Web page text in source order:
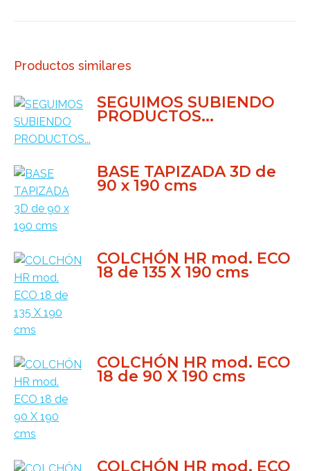
Productos similares
SEGUIMOS SUBIENDO
PRODUCTOS...
BASE TAPIZADA 3D de
90 x 190 cms
COLCHÓN HR mod. ECO
18 de 135 X 190 cms
COLCHÓN HR mod. ECO
18 de 90 X 190 cms
COLCHÓN HR mod. ECO